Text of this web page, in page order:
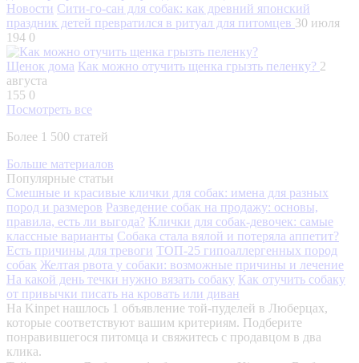
Новости Сити-го-сан для собак: как древний японский
праздник детей превратился в ритуал для питомцев 30 июля
194 0
Щенок дома Как можно отучить щенка грызть пеленку? 2
августа
155 0
Посмотреть все
Более 1 500 статей
Больше материалов
Популярные статьи
Смешные и красивые клички для собак: имена для разных
пород и размеров Разведение собак на продажу: основы,
правила, есть ли выгода? Клички для собак-девочек: самые
классные варианты Собака стала вялой и потеряла аппетит?
Есть причины для тревоги ТОП-25 гипоаллергенных пород
собак Желтая рвота у собаки: возможные причины и лечение
На какой день течки нужно вязать собаку Как отучить собаку
от привычки писать на кровать или диван
На Kinpet нашлось 1 объявление той-пуделей в Люберцах,
которые соответствуют вашим критериям. Подберите
понравившегося питомца и свяжитесь с продавцом в два
клика.